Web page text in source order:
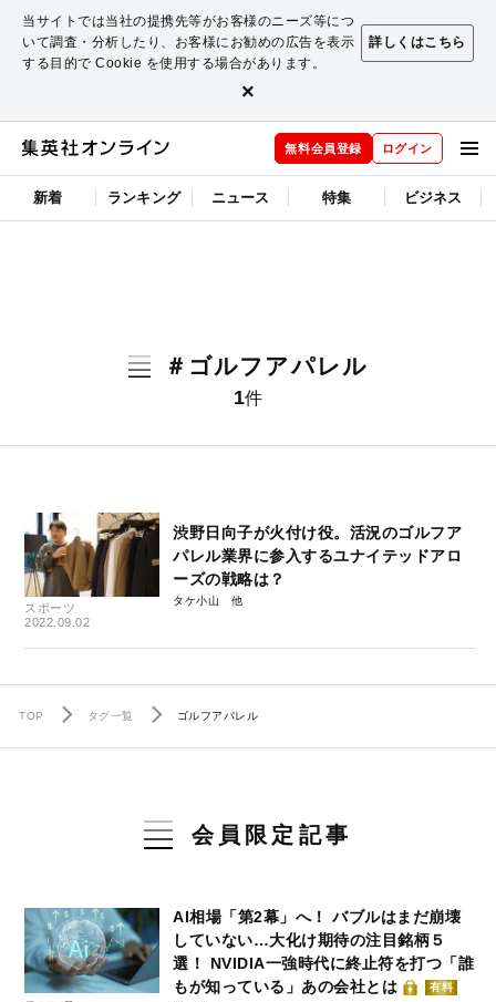
当サイトでは当社の提携先等がお客様のニーズ等につ
いて調査・分析したり、お客様にお勧めの広告を表示
する目的で Cookie を使用する場合があります。
詳しくはこちら
×
無料会員登録 ログイン
新着 ランキング ニュース 特集 ビジネス
＃ゴルフアパレル
1件
スポーツ
2022.09.02
渋野日向子が火付け役。活況のゴルフア
パレル業界に参入するユナイテッドアロ
ーズの戦略は？
タケ小山
TOP タグ一覧 ゴルフアパレル
会員限定記事
AI相場「第2幕」へ！ バブルはまだ崩壊
していない…大化け期待の注目銘柄５
選！ NVIDIA一強時代に終止符を打つ「誰
もが知っている」あの会社とは
有料